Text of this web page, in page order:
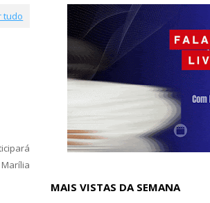
tudo
MAIS VISTAS DA SEMANA